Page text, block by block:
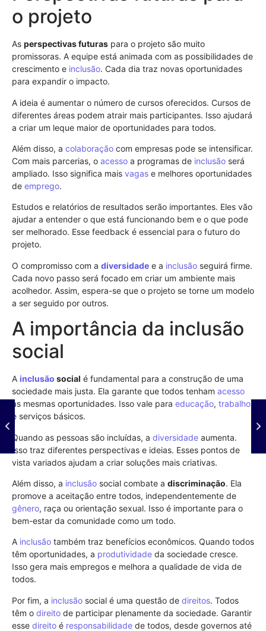
o projeto
As perspectivas futuras para o projeto são muito
promissoras. A equipe está animada com as possibilidades de
crescimento e inclusão. Cada dia traz novas oportunidades
para expandir o impacto.
A ideia é aumentar o número de cursos oferecidos. Cursos de
diferentes áreas podem atrair mais participantes. Isso ajudará
a criar um leque maior de oportunidades para todos.
Além disso, a colaboração com empresas pode se intensificar.
Com mais parcerias, o acesso a programas de inclusão será
ampliado. Isso significa mais vagas e melhores oportunidades
de emprego.
Estudos e relatórios de resultados serão importantes. Eles vão
ajudar a entender o que está funcionando bem e o que pode
ser melhorado. Esse feedback é essencial para o futuro do
projeto.
O compromisso com a diversidade e a inclusão seguirá firme.
Cada novo passo será focado em criar um ambiente mais
acolhedor. Assim, espera-se que o projeto se torne um modelo
a ser seguido por outros.
A importância da inclusão
social
A inclusão social é fundamental para a construção de uma
sociedade mais justa. Ela garante que todos tenham acesso
às mesmas oportunidades. Isso vale para educação, trabalho
e serviços básicos.
Quando as pessoas são incluídas, a diversidade aumenta.
Isso traz diferentes perspectivas e ideias. Esses pontos de
vista variados ajudam a criar soluções mais criativas.
Além disso, a inclusão social combate a discriminação. Ela
promove a aceitação entre todos, independentemente de
gênero, raça ou orientação sexual. Isso é importante para o
bem-estar da comunidade como um todo.
A inclusão também traz benefícios econômicos. Quando todos
têm oportunidades, a produtividade da sociedade cresce.
Isso gera mais empregos e melhora a qualidade de vida de
todos.
Por fim, a inclusão social é uma questão de direitos. Todos
têm o direito de participar plenamente da sociedade. Garantir
esse direito é responsabilidade de todos, desde governos até